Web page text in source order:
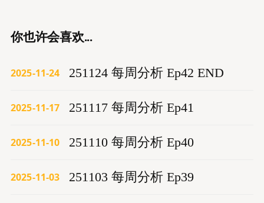
你也许会喜欢...
2025-11-24 251124 每周分析 Ep42 END
2025-11-17 251117 每周分析 Ep41
2025-11-10 251110 每周分析 Ep40
2025-11-03 251103 每周分析 Ep39